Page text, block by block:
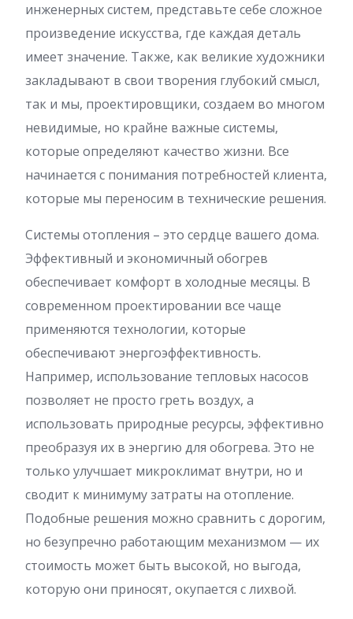
инженерных систем, представьте себе сложное
произведение искусства, где каждая деталь
имеет значение. Также, как великие художники
закладывают в свои творения глубокий смысл,
так и мы, проектировщики, создаем во многом
невидимые, но крайне важные системы,
которые определяют качество жизни. Все
начинается с понимания потребностей клиента,
которые мы переносим в технические решения.
Системы отопления – это сердце вашего дома.
Эффективный и экономичный обогрев
обеспечивает комфорт в холодные месяцы. В
современном проектировании все чаще
применяются технологии, которые
обеспечивают энергоэффективность.
Например, использование тепловых насосов
позволяет не просто греть воздух, а
использовать природные ресурсы, эффективно
преобразуя их в энергию для обогрева. Это не
только улучшает микроклимат внутри, но и
сводит к минимуму затраты на отопление.
Подобные решения можно сравнить с дорогим,
но безупречно работающим механизмом — их
стоимость может быть высокой, но выгода,
которую они приносят, окупается с лихвой.